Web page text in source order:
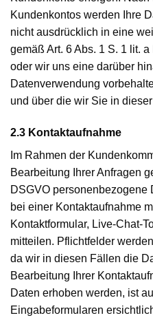
Kundenkontos werden Ihre
nicht ausdrücklich in eine
gemäß Art. 6 Abs. 1 S. 1 lit.
oder wir uns eine darüber
Datenverwendung
und über die wir Sie in
2.3 Kontaktaufnahme
Im Rahmen der
Bearbeitung Ihrer Anfragen
DSGVO personenbezogene
bei einer Kontaktaufnahme
Kontaktformular, Live-Chat-
mitteilen. Pflichtfelder
da wir in diesen Fällen die
Bearbeitung Ihrer
Daten erhoben werden, ist
Eingabeformularen